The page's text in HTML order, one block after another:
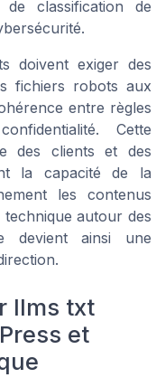
classification de
doivent exiger des
fichiers robots aux
entre règles
Cette
des clients et des
la capacité de la
les contenus
technique autour des
devient ainsi une
llms txt
et